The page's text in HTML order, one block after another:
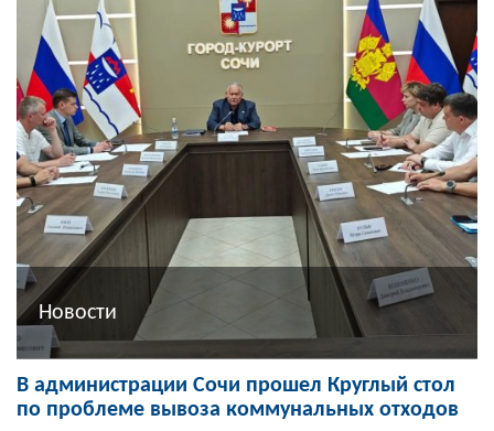
Новости
В администрации Сочи прошел Круглый стол
по проблеме вывоза коммунальных отходов